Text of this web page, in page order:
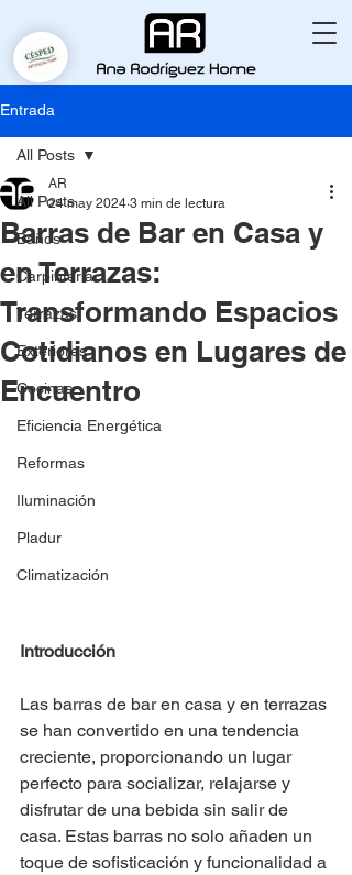
Entrada
All Posts
Baños
Carpintería
Terrazas
Exteriores
Cocinas
Eficiencia Energética
Reformas
Iluminación
Pladur
Climatización
All Posts
Barras de Bar en Casa y
en Terrazas:
Transformando Espacios
Cotidianos en Lugares de
Encuentro
AR
24 may 2024 3 min de lectura
Introducción
Las barras de bar en casa y en terrazas
se han convertido en una tendencia
creciente, proporcionando un lugar
perfecto para socializar, relajarse y
disfrutar de una bebida sin salir de
casa. Estas barras no solo añaden un
toque de sofisticación y funcionalidad a